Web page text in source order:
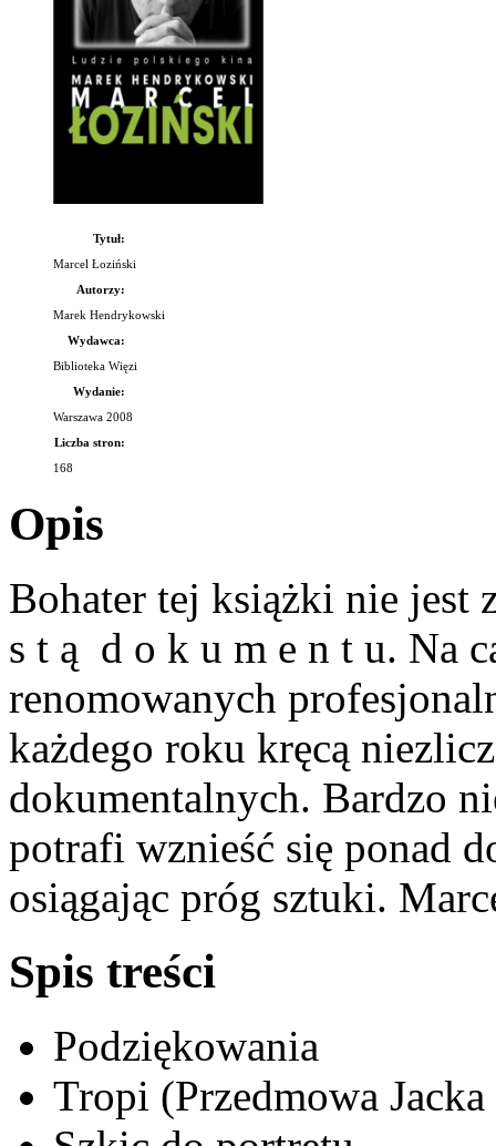
Tytuł:
Marcel Łoziński
Autorzy:
Marek Hendrykowski
Wydawca:
Biblioteka Więzi
Wydanie:
Warszawa 2008
Liczba stron:
168
Opis
Bohater tej książki nie jest
s t ą d o k u m e n t u. Na
renomowanych
każdego roku kręcą
dokumentalnych. Bardzo
potrafi wznieść się ponad
osiągając próg sztuki.
Spis treści
Podziękowania
Tropi (Przedmowa